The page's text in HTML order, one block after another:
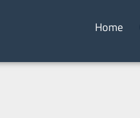
Home